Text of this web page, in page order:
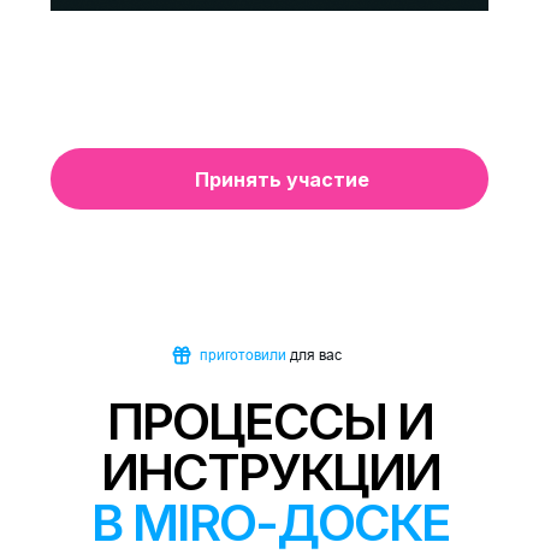
Принять участие
приготовили для вас
ПРОЦЕССЫ И
ИНСТРУКЦИИ
В MIRO-ДОСКЕ